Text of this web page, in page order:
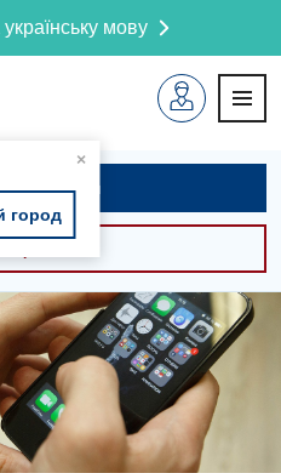
мову
×
город
на приём